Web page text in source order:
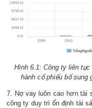
Hình 6.1: Công ty liên
hành cổ phiếu bổ sung
7. Nợ vay luôn cao hơn tài
công ty duy trì ổn định tài